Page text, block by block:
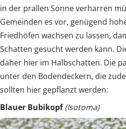
in der prallen Sonne verharren
Gemeinden es vor, genügend
Friedhöfen wachsen zu lassen,
Schatten gesucht werden kann.
daher hier im Halbschatten. Die
unter den Bodendeckern, die
sollten hier gepflanzt werden:
Blauer Bubikopf (Isotoma)